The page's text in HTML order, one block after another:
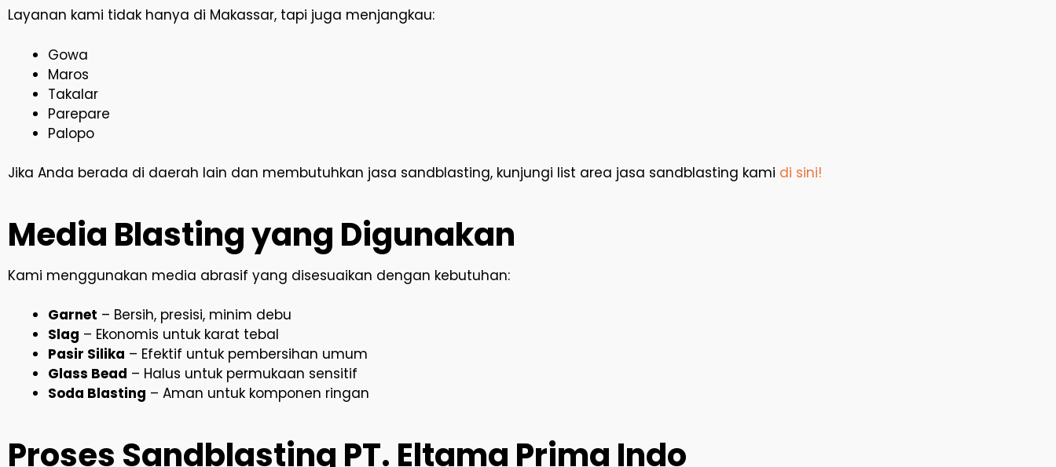
Layanan kami tidak hanya di Makassar, tapi juga menjangkau:
Gowa
Maros
Takalar
Parepare
Palopo
Jika Anda berada di daerah lain dan membutuhkan jasa sandblasting, kunjungi list area jasa sandblasting kami di sini!
Media Blasting yang Digunakan
Kami menggunakan media abrasif yang disesuaikan dengan kebutuhan:
Garnet – Bersih, presisi, minim debu
Slag – Ekonomis untuk karat tebal
Pasir Silika – Efektif untuk pembersihan umum
Glass Bead – Halus untuk permukaan sensitif
Soda Blasting – Aman untuk komponen ringan
Proses Sandblasting PT. Eltama Prima Indo